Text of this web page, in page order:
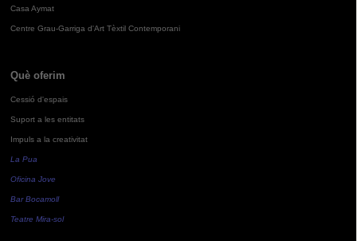
Casa Aymat
Centre Grau-Garriga d'Art Tèxtil Contemporani
Què oferim
Cessió d'espais
Suport a les entitats
Impuls a la creativitat
La Pua
Oficina Jove
Bar Bocamoll
Teatre Mira-sol